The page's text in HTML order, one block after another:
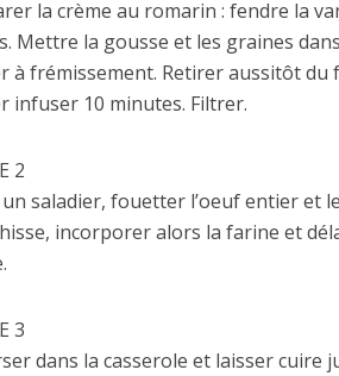
la crème au romarin : fendre la
Mettre la gousse et les graines
à frémissement. Retirer aussitôt
infuser 10 minutes. Filtrer.
2
saladier, fouetter l’oeuf entier et
incorporer alors la farine et
3
dans la casserole et laisser cuire